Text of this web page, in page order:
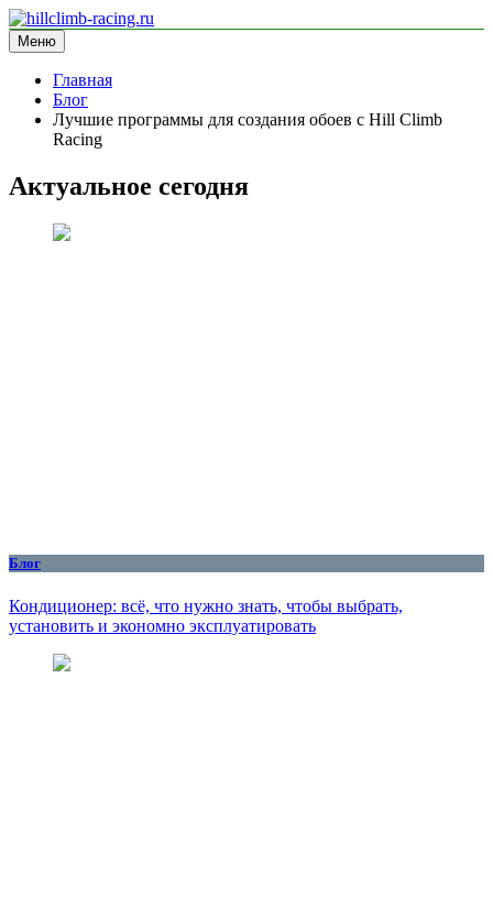
Перейти
к
содержимому
hillclimb-racing.ru
информационный сайт
Меню
Главная
Блог
Лучшие программы для создания обоев с Hill Climb
Racing
Актуальное сегодня
Блог
Кондиционер: всё, что нужно знать, чтобы выбрать,
установить и экономно эксплуатировать